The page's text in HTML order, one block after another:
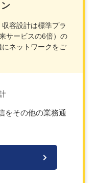
容設計は標準プラ
サービスの6倍）の
ネットワークをご
をその他の業務通